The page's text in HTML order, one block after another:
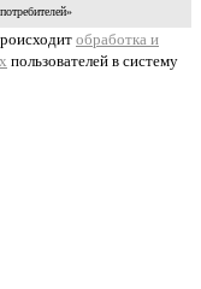
обработка и
пользователей в систему